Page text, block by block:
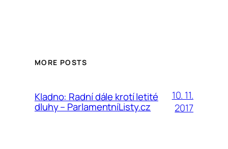
MORE POSTS
Kladno: Radní dále krotí letité
dluhy – ParlamentníListy.cz
10. 11.
2017